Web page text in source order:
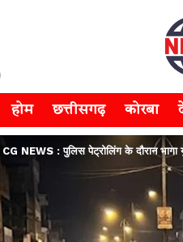
होम छत्तीसगढ़ कोरबा
CG NEWS : पुलिस पेट्रोलिंग के दौरान